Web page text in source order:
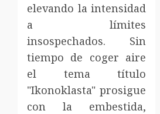
elevando la intensidad
a límites
insospechados. Sin
tiempo de coger aire
el tema título
"Ikonoklasta" prosigue
con la embestida,